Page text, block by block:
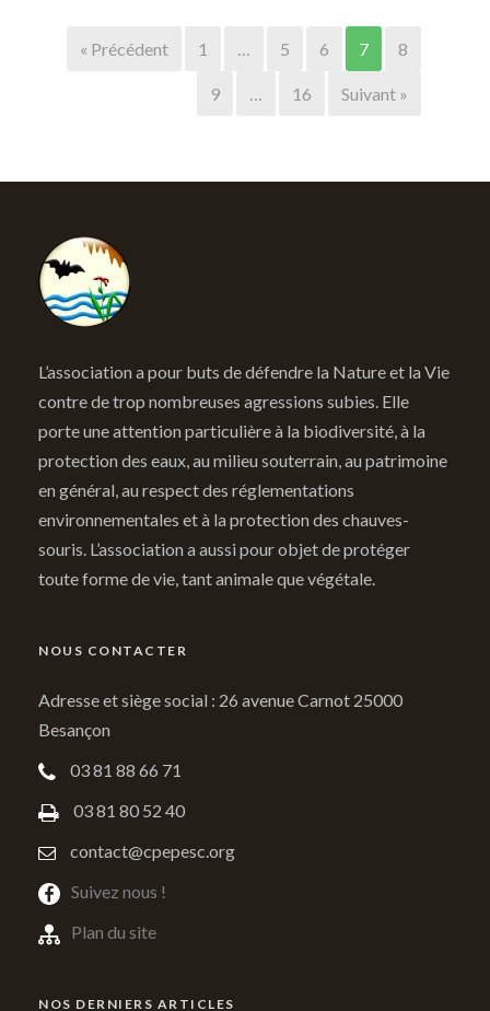
« Précédent 1 … 5 6 7 8
9 … 16 Suivant »
L’association a pour buts de défendre la Nature et la Vie
contre de trop nombreuses agressions subies. Elle
porte une attention particulière à la biodiversité, à la
protection des eaux, au milieu souterrain, au patrimoine
en général, au respect des réglementations
environnementales et à la protection des chauves-
souris. L’association a aussi pour objet de protéger
toute forme de vie, tant animale que végétale.
NOUS CONTACTER
Adresse et siège social : 26 avenue Carnot 25000
Besançon
03 81 88 66 71
03 81 80 52 40
contact@cpepesc.org
Suivez nous !
Plan du site
NOS DERNIERS ARTICLES